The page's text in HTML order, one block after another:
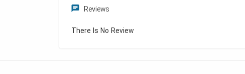
Reviews
There Is No Review